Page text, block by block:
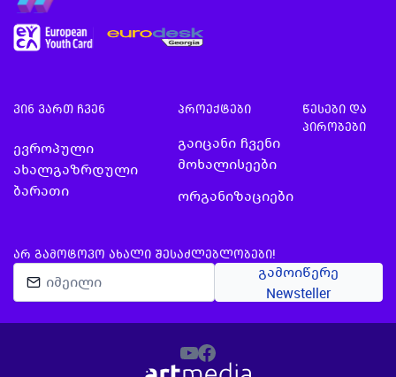
ვინ ვართ ჩვენ
ევროპული
ახალგაზრდული
ბარათი
პროექტები
გაიცანი ჩვენი
მოხალისეები
ორგანიზაციები
წესები და
პირობები
ᲐᲠ ᲒᲐᲛᲝᲢᲝᲕᲝ ᲐᲮᲐᲚᲘ ᲨᲔᲡᲐᲫᲚᲔᲑᲚᲝᲑᲔᲑᲘ!
გამოიწერე
Newsteller